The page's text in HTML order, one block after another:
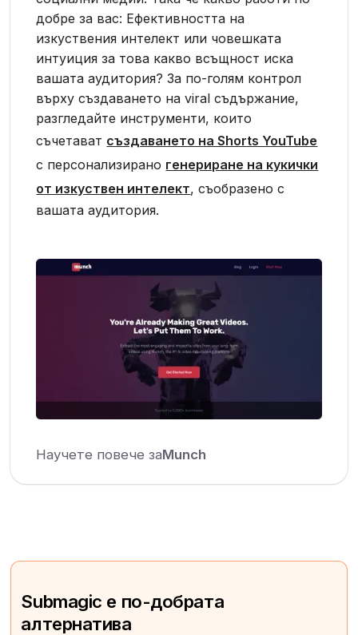
добре за вас: Ефективността на
изкуствения интелект или човешката
интуиция за това какво всъщност иска
вашата аудитория? За по-голям контрол
върху създаването на viral съдържание,
разгледайте инструменти, които
съчетават създаването на Shorts YouTube
с персонализирано генериране на кукички
от изкуствен интелект, съобразено с
вашата аудитория.
Научете повече заMunch
Submagic е по-добрата
алтернатива